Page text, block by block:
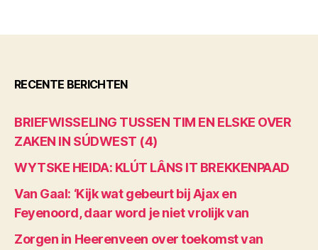
RECENTE BERICHTEN
BRIEFWISSELING TUSSEN TIM EN ELSKE OVER
ZAKEN IN SÚDWEST (4)
WYTSKE HEIDA: KLÚT LÂNS IT BREKKENPAAD
Van Gaal: ‘Kijk wat gebeurt bij Ajax en
Feyenoord, daar word je niet vrolijk van
Zorgen in Heerenveen over toekomst van